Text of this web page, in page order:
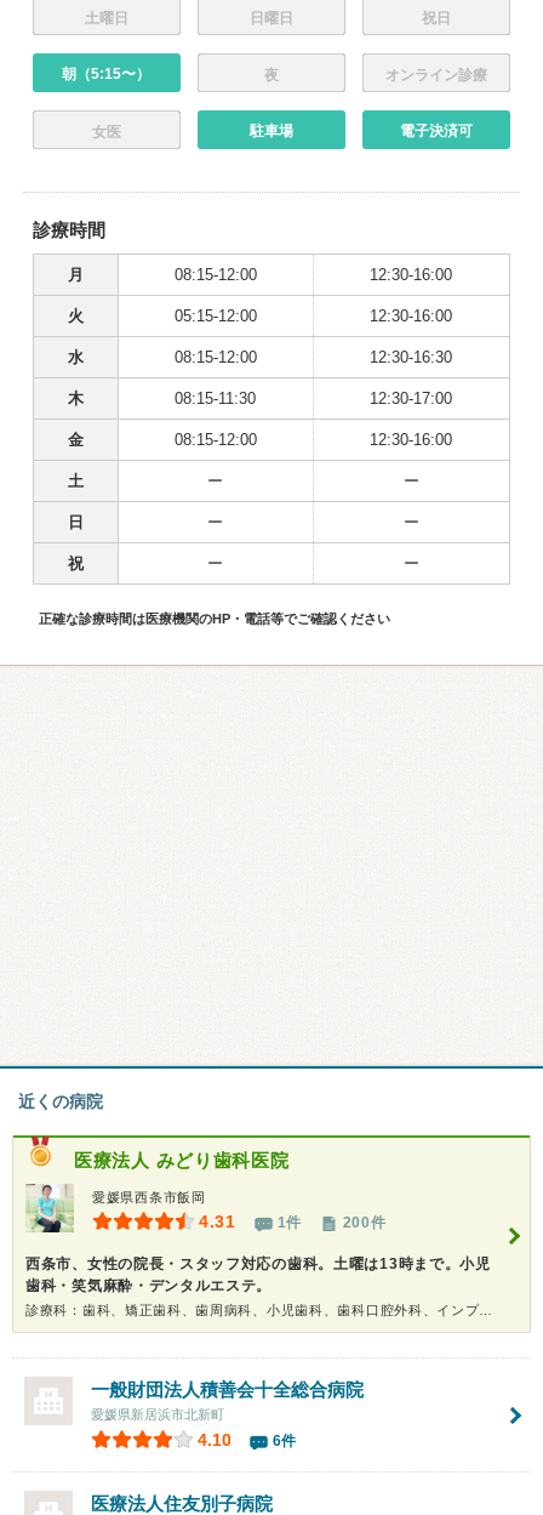
土曜日 日曜日 祝日
朝（5:15〜） 夜 オンライン診療
女医 駐車場 電子決済可
診療時間
月 08:15-12:00 12:30-16:00
火 05:15-12:00 12:30-16:00
水 08:15-12:00 12:30-16:30
木 08:15-11:30 12:30-17:00
金 08:15-12:00 12:30-16:00
土 ー ー
日 ー ー
祝 ー ー
正確な診療時間は医療機関のHP・電話等でご確認ください
近くの病院
医療法人 みどり歯科医院
愛媛県西条市飯岡
4.31 1件 200件
西条市、女性の院長・スタッフ対応の歯科。土曜は13時まで。小児
歯科・笑気麻酔・デンタルエステ。
診療科：歯科、矯正歯科、歯周病科、小児歯科、歯科口腔外科、インプラント、ホワイトニング
一般財団法人積善会十全総合病院
愛媛県新居浜市北新町
4.10 6件
医療法人住友別子病院